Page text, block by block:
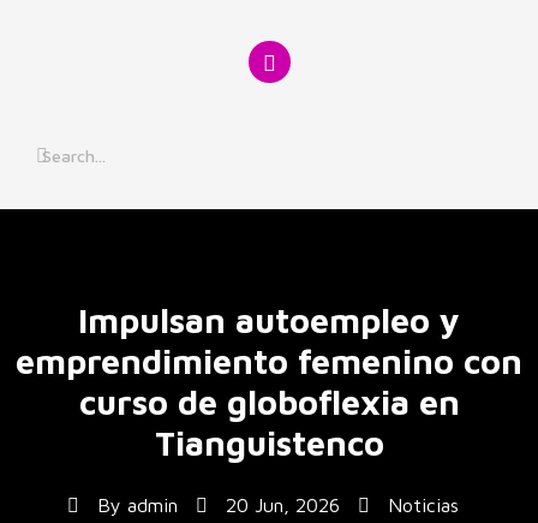
Impulsan autoempleo y
emprendimiento femenino con
curso de globoflexia en
Tianguistenco
By admin 20 Jun, 2026 Noticias